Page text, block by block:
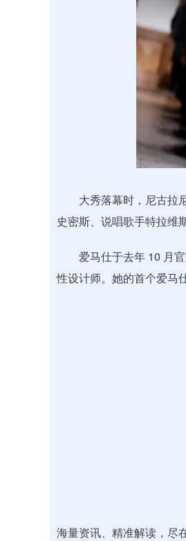
大秀落幕时，尼古拉尼
史密斯、说唱歌手特拉维
爱马仕于去年 10 月官
性设计师。她的首个爱马
海量资讯、精准解读，尽